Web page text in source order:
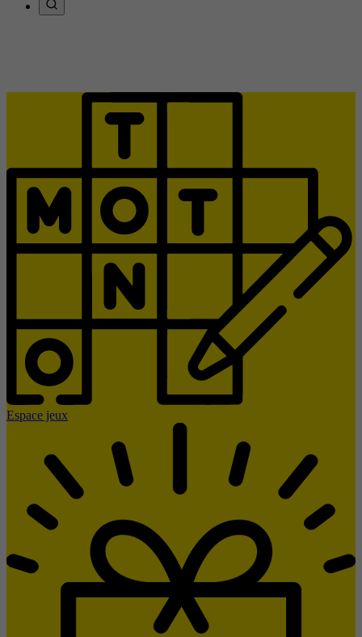
Espace jeux